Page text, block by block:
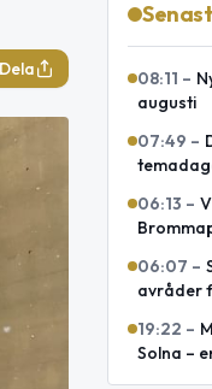
Dela 08:11 –
augusti
07:49 –
06:13 –
06:07 –
avråder
19:22 –
Solna –